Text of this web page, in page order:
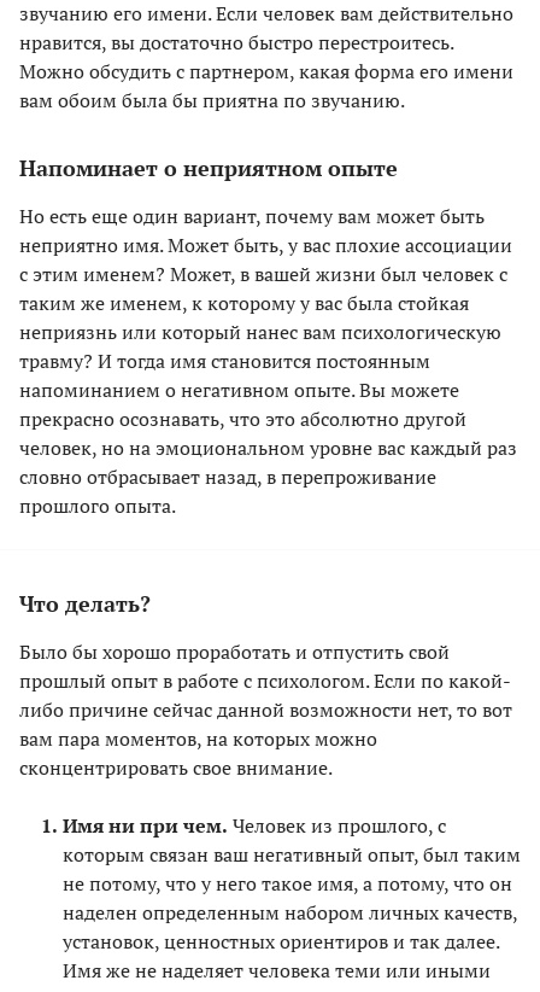
звучанию его имени. Если человек вам действительно
нравится, вы достаточно быстро перестроитесь.
Можно обсудить с партнером, какая форма его имени
вам обоим была бы приятна по звучанию.
Напоминает о неприятном опыте
Но есть еще один вариант, почему вам может быть
неприятно имя. Может быть, у вас плохие ассоциации
с этим именем? Может, в вашей жизни был человек с
таким же именем, к которому у вас была стойкая
неприязнь или который нанес вам психологическую
травму? И тогда имя становится постоянным
напоминанием о негативном опыте. Вы можете
прекрасно осознавать, что это абсолютно другой
человек, но на эмоциональном уровне вас каждый раз
словно отбрасывает назад, в перепроживание
прошлого опыта.
Что делать?
Было бы хорошо проработать и отпустить свой
прошлый опыт в работе с психологом. Если по какой-
либо причине сейчас данной возможности нет, то вот
вам пара моментов, на которых можно
сконцентрировать свое внимание.
Имя ни при чем. Человек из прошлого, с
которым связан ваш негативный опыт, был таким
не потому, что у него такое имя, а потому, что он
наделен определенным набором личных качеств,
установок, ценностных ориентиров и так далее.
Имя же не наделяет человека теми или иными